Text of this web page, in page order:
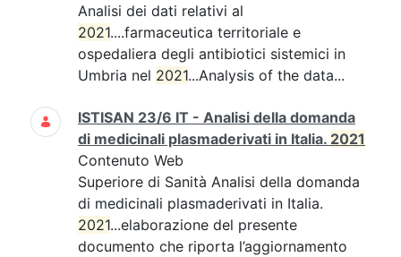
Analisi dei dati relativi al
2021....farmaceutica territoriale e
ospedaliera degli antibiotici sistemici in
Umbria nel 2021...Analysis of the data...
ISTISAN 23/6 IT - Analisi della domanda
di medicinali plasmaderivati in Italia. 2021
Contenuto Web
Superiore di Sanità Analisi della domanda
di medicinali plasmaderivati in Italia.
2021...elaborazione del presente
documento che riporta l’aggiornamento